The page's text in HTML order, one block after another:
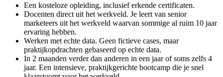
Een kosteloze opleiding, inclusief erkende certificaten.
Docenten direct uit het werkveld. Je leert van senior
marketeers uit het werkveld waarvan sommige al ruim 10 jaar
ervaring hebben.
Werken met echte data. Geen fictieve cases, maar
praktijkopdrachten gebaseerd op echte data.
In 2 maanden verder dan anderen in een jaar of soms zelfs 4
jaar. Een intensieve, praktijkgerichte bootcamp die je snel